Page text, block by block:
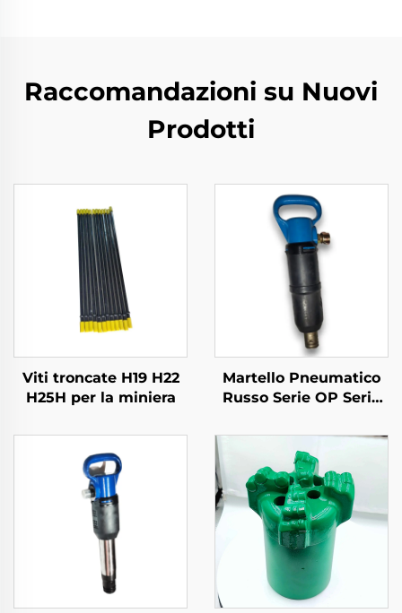
Raccomandazioni su Nuovi
Prodotti
Viti troncate H19 H22
H25H per la miniera
Martello Pneumatico
Russo Serie OP Serie
MO-1B